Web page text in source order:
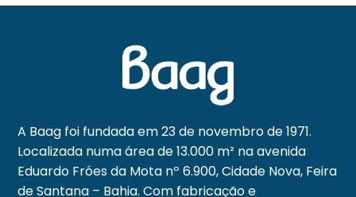
A Baag foi fundada em 23 de novembro de 1971.
Localizada numa área de 13.000 m² na avenida
Eduardo Fróes da Mota nº 6.900, Cidade Nova, Feira
de Santana – Bahia. Com fabricação e